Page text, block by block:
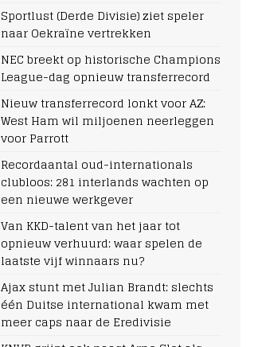
Sportlust (Derde Divisie) ziet speler
naar Oekraïne vertrekken
NEC breekt op historische Champions
League-dag opnieuw transferrecord
Nieuw transferrecord lonkt voor AZ:
West Ham wil miljoenen neerleggen
voor Parrott
Recordaantal oud-internationals
clubloos: 281 interlands wachten op
een nieuwe werkgever
Van KKD-talent van het jaar tot
opnieuw verhuurd: waar spelen de
laatste vijf winnaars nu?
Ajax stunt met Julian Brandt: slechts
één Duitse international kwam met
meer caps naar de Eredivisie